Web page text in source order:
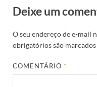
Deixe um
O seu endereço de e-mail
obrigatórios são
COMENTÁRIO*